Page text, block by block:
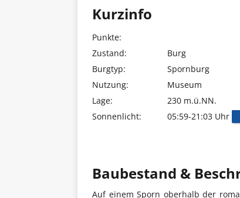
Kurzinfo
Punkte:
Zustand:
Burg
Burgtyp:
Spornburg
Nutzung:
Museum
Lage:
230 m.ü.NN.
Sonnenlicht:
05:59-21:03 Uhr
Baubestand &
Auf einem Sporn oberhalb der